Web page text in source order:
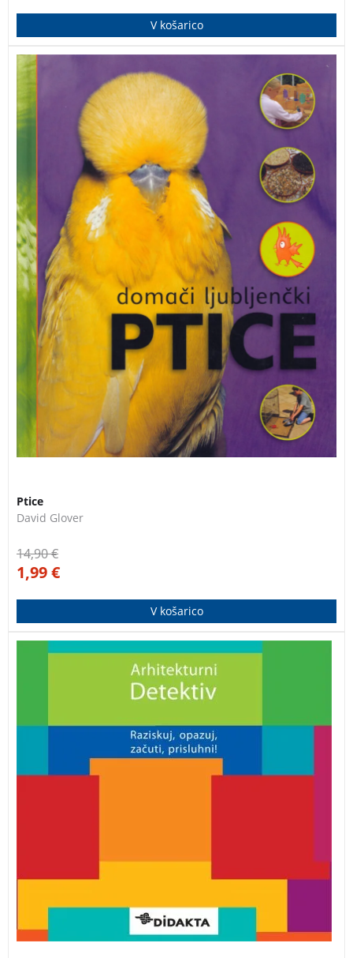
V košarico
Slikovno bogat in pregleden priročnik za spoznavanje,
nakup, nego in prehrano ptic.
Ptice
David Glover
14,90€
1,99€
V košarico
Publikacija o izobraževanju na področju prostora in
arhitekture, ki je namenjena učiteljem, mentorjem,
pedagogom in staršem predvsem pa najmlajši
generaciji, da bi pri njih spodbudili radovednost in
željo po raziskovanju arhitekture.